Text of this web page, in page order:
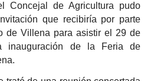
Concejal de Agricultura pudo
que recibiría por parte
de Villena para asistir el 29 de
inauguración de la Feria de